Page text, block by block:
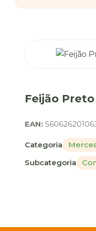
Feijão
EAN:
Categoria
Subcategoria